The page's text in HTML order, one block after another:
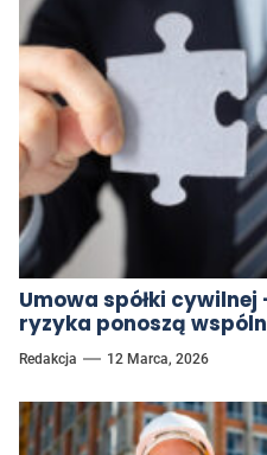
Umowa spółki
ryzyka ponoszą
Redakcja 12 Marca, 2026